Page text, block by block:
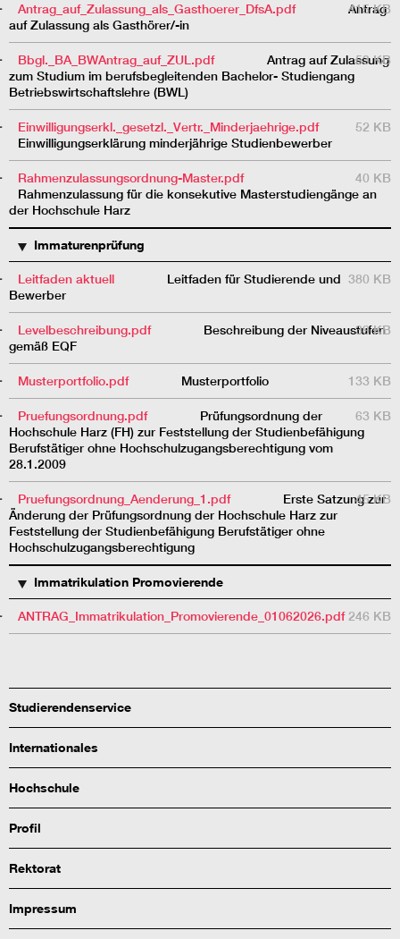
Antrag_auf_Zulassung_als_Gasthoerer_DfsA.pdf
Antrag
auf Zulassung als Gasthörer/-in
415 KB
Bbgl._BA_BWAntrag_auf_ZUL.pdf
Antrag auf Zulassung
zum Studium im berufsbegleitenden Bachelor- Studiengang
Betriebswirtschaftslehre (BWL)
53 KB
Einwilligungserkl._gesetzl._Vertr._Minderjaehrige.pdf
Einwilligungserklärung minderjährige Studienbewerber
52 KB
Rahmenzulassungsordnung-Master.pdf
Rahmenzulassung für die konsekutive Masterstudiengänge an
der Hochschule Harz
40 KB
Immaturenprüfung
Leitfaden aktuell
Leitfaden für Studierende und
Bewerber
380 KB
Levelbeschreibung.pdf
Beschreibung der Niveaustufen
gemäß EQF
39 KB
Musterportfolio.pdf Musterportfolio 133 KB
Pruefungsordnung.pdf
Prüfungsordnung der
Hochschule Harz (FH) zur Feststellung der Studienbefähigung
Berufstätiger ohne Hochschulzugangsberechtigung vom
28.1.2009
63 KB
Pruefungsordnung_Aenderung_1.pdf
Erste Satzung zur
Änderung der Prüfungsordnung der Hochschule Harz zur
Feststellung der Studienbefähigung Berufstätiger ohne
Hochschulzugangsberechtigung
45 KB
Immatrikulation Promovierende
ANTRAG_Immatrikulation_Promovierende_01062026.pdf 246 KB
Studierendenservice
Internationales
Hochschule
Profil
Rektorat
Impressum